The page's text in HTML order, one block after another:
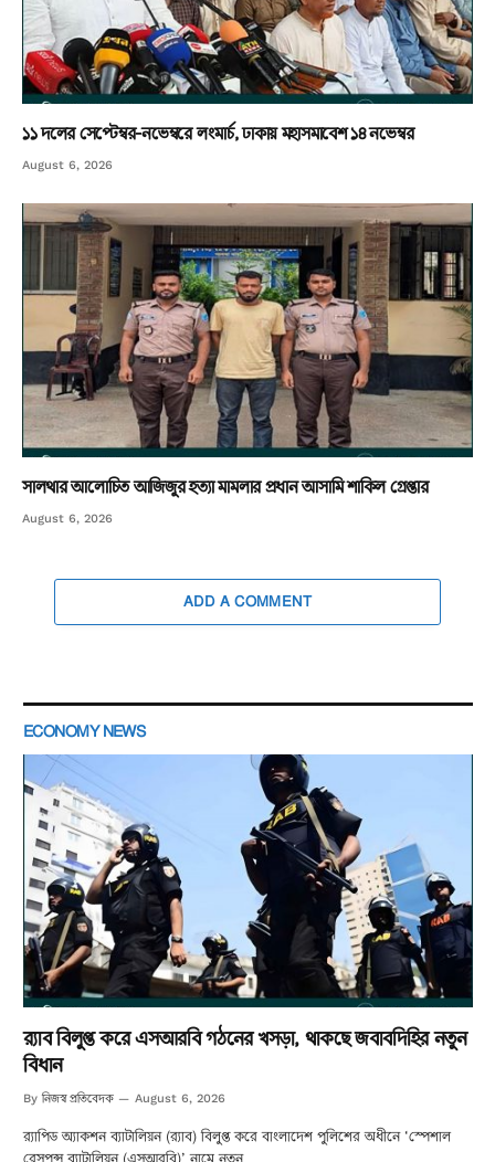
১১ দলের সেপ্টেম্বর-নভেম্বরে লংমার্চ, ঢাকায় মহাসমাবেশ ১৪ নভেম্বর
August 6, 2026
সালথার আলোচিত আজিজুর হত্যা মামলার প্রধান আসামি শাকিল গ্রেপ্তার
August 6, 2026
ADD A COMMENT
ECONOMY NEWS
র‌্যাব বিলুপ্ত করে এসআরবি গঠনের খসড়া, থাকছে জবাবদিহির নতুন
বিধান
By নিজস্ব প্রতিবেদক August 6, 2026
র‌্যাপিড অ্যাকশন ব্যাটালিয়ন (র‌্যাব) বিলুপ্ত করে বাংলাদেশ পুলিশের অধীনে ‘স্পেশাল
রেসপন্স ব্যাটালিয়ন (এসআরবি)’ নামে নতুন…